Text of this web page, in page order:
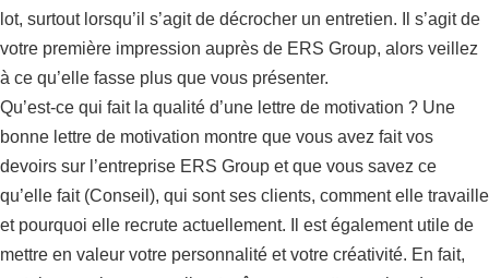
lot, surtout lorsqu’il s’agit de décrocher un entretien. Il s’agit de
votre première impression auprès de ERS Group, alors veillez
à ce qu’elle fasse plus que vous présenter.
Qu’est-ce qui fait la qualité d’une lettre de motivation ? Une
bonne lettre de motivation montre que vous avez fait vos
devoirs sur l’entreprise ERS Group et que vous savez ce
qu’elle fait (Conseil), qui sont ses clients, comment elle travaille
et pourquoi elle recrute actuellement. Il est également utile de
mettre en valeur votre personnalité et votre créativité. En fait,